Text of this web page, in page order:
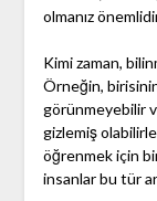
olmanız
Kimi zaman,
Örneğin,
görünmeyebilir
gizlemiş
öğrenmek için
insanlar bu tür